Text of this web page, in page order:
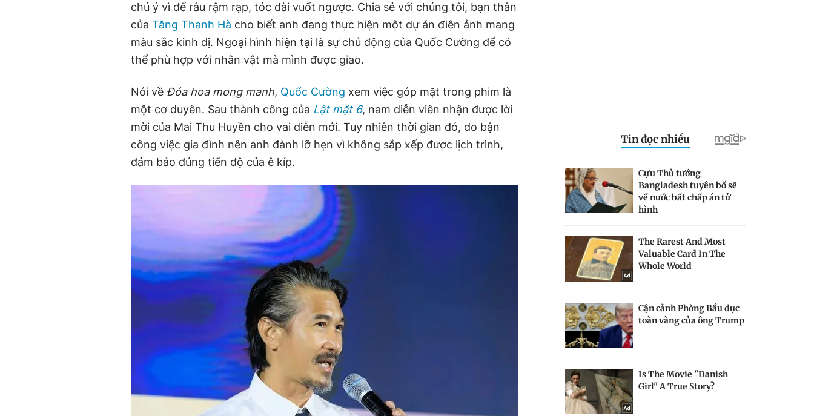
chú ý vì để râu rậm rạp, tóc dài vuốt ngược. Chia sẻ với chúng tôi, bạn thân
của Tăng Thanh Hà cho biết anh đang thực hiện một dự án điện ảnh mang
màu sắc kinh dị. Ngoại hình hiện tại là sự chủ động của Quốc Cường để có
thể phù hợp với nhân vật mà mình được giao.
Nói về Đóa hoa mong manh, Quốc Cường xem việc góp mặt trong phim là
một cơ duyên. Sau thành công của Lật mặt 6, nam diễn viên nhận được lời
mời của Mai Thu Huyền cho vai diễn mới. Tuy nhiên thời gian đó, do bận
công việc gia đình nên anh đành lỡ hẹn vì không sắp xếp được lịch trình,
đảm bảo đúng tiến độ của ê kíp.